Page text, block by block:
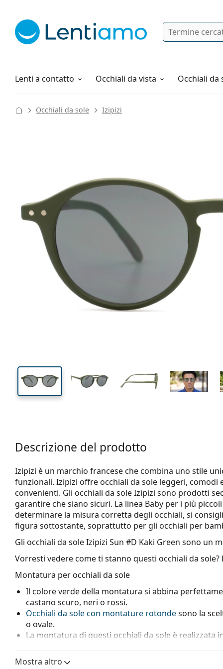
Ricerca
Lenti a contatto
Soluzioni Occhiali da vista Occhiali da
Tutto sugli acquisti
Occhiali da sole Izipizi
127 mm
Larghezza montatura
42 mm
Altezza lente Diametro lente (Calibro)
Diametro
lente
Descrizione del prodotto
Izipizi è un marchio francese che combina uno stile
funzionali. Izipizi offre occhiali da sole leggeri, comodi
convenienti. Gli occhiali da sole Izipizi sono prodotti
garantire che siano sicuri. La linea Baby per i più
determinare la misura corretta degli occhiali, si
figura sottostante, soprattutto per gli occhiali per
Gli occhiali da soleIzipizi Sun #D Kaki Green sono un
Vorresti vedere come ti stanno questi occhiali da
Montatura per occhiali da sole
Il colore verde della montatura si abbina
castano scuro, neri o rossi.
Occhiali da sole con montature rotondesono la
o ovale.
La montatura di questi occhiali da sole è realizzata
Le cerniere a molla consentono alle aste un
Mostra altro